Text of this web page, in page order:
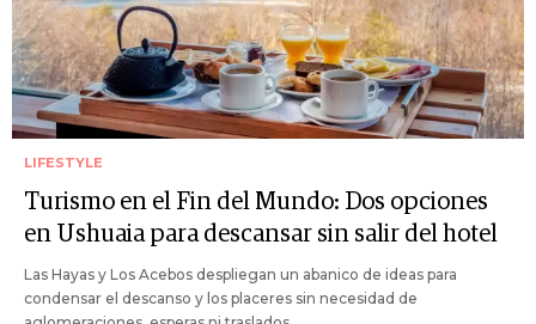
LIFESTYLE
Turismo en el Fin del Mundo: Dos opciones
en Ushuaia para descansar sin salir del hotel
Las Hayas y Los Acebos despliegan un abanico de ideas para
condensar el descanso y los placeres sin necesidad de